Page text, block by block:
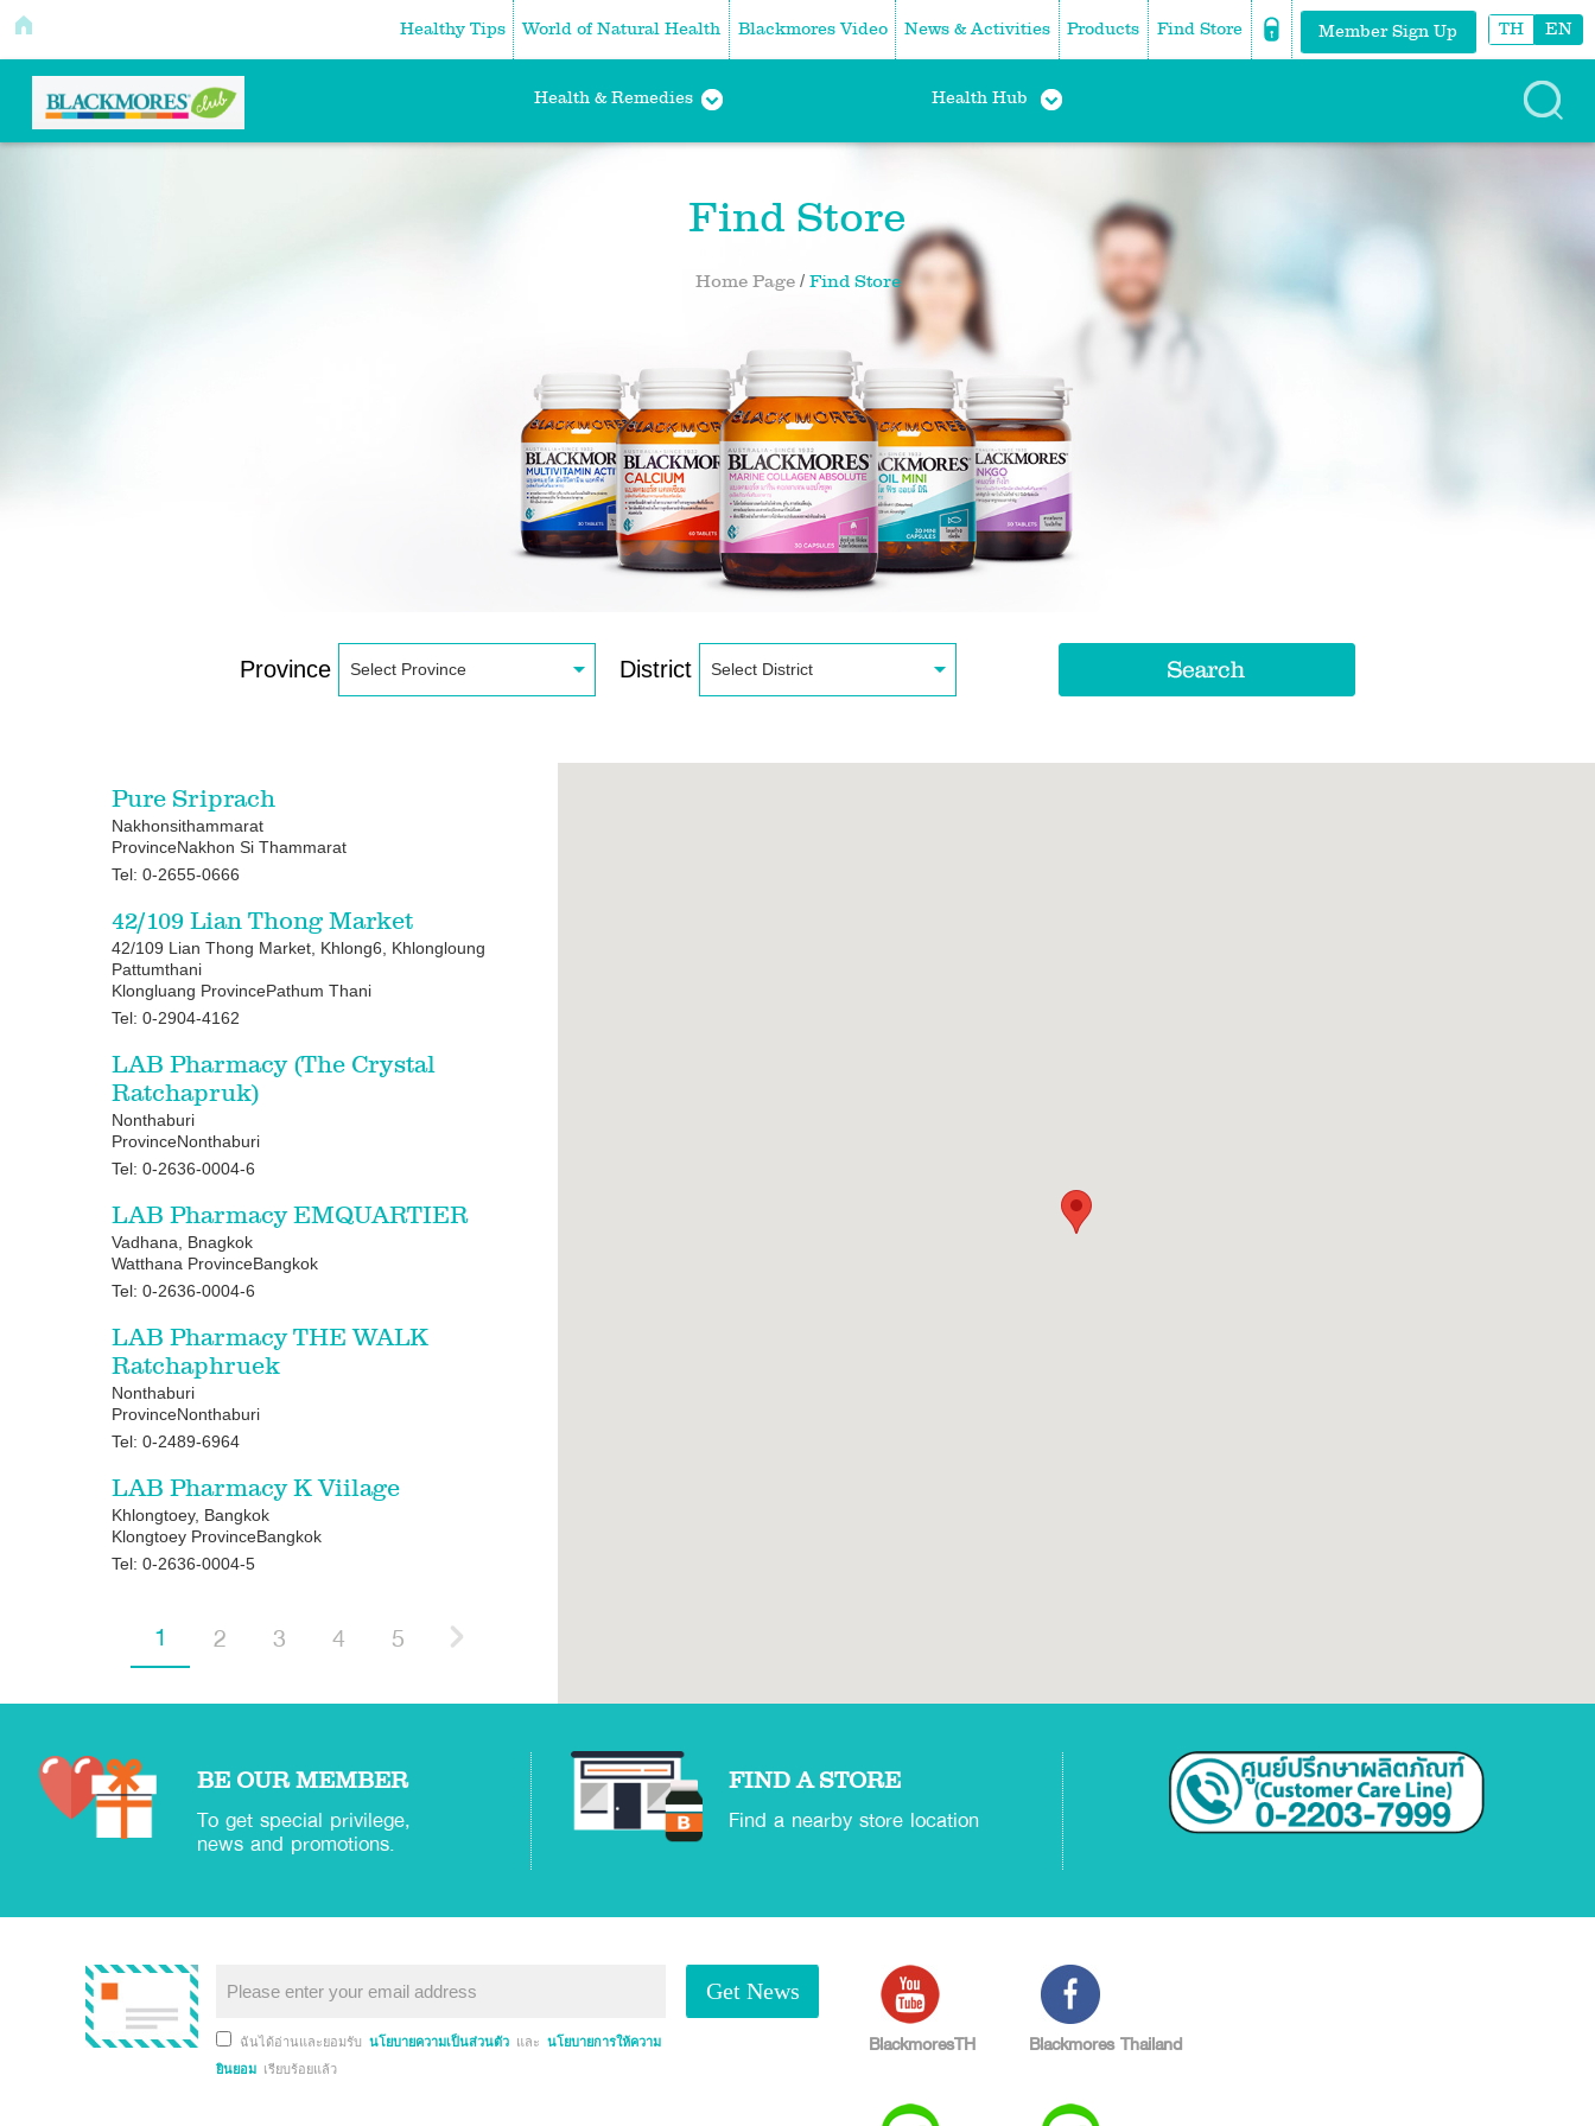
TH EN
Member Sign Up
Find Store
Products
News & Activities
Blackmores Video
World of Natural Health
Healthy Tips
Health & Remedies Health Hub
Find Store
Home Page/ Find Store
Province Select Province District Select District
Pure Sriprach
Nakhonsithammarat
ProvinceNakhon Si Thammarat
Tel: 0-2655-0666
42/109 Lian Thong Market
42/109 Lian Thong Market, Khlong6, Khlongloung
Pattumthani
Klongluang ProvincePathum Thani
Tel: 0-2904-4162
LAB Pharmacy (The Crystal
Ratchapruk)
Nonthaburi
ProvinceNonthaburi
Tel: 0-2636-0004-6
LAB Pharmacy EMQUARTIER
Vadhana, Bnagkok
Watthana ProvinceBangkok
Tel: 0-2636-0004-6
LAB Pharmacy THE WALK
Ratchaphruek
Nonthaburi
ProvinceNonthaburi
Tel: 0-2489-6964
LAB Pharmacy K Viilage
Khlongtoey, Bangkok
Klongtoey ProvinceBangkok
Tel: 0-2636-0004-5
1 2 3 4 5
BE OUR MEMBER
To get special privilege,
news and promotions.
FIND A STORE
Find a nearby store location
ฉันได้อ่านและยอมรับ นโยบายความเป็นส่วนตัว และ นโยบายการให้ความ
ยินยอม เรียบร้อยแล้ว
Get News
BlackmoresTH Blackmores Thailand